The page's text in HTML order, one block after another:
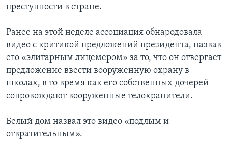
преступности в стране.
Ранее на этой неделе ассоциация обнародовала
видео с критикой предложений президента, назвав
его «элитарным лицемером» за то, что он отвергает
предложение ввести вооруженную охрану в
школах, в то время как его собственных дочерей
сопровождают вооруженные телохранители.
Белый дом назвал это видео «подлым и
отвратительным».